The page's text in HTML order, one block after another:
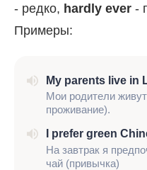
- редко, hardly ever -
Примеры:
My parents live in
Мои родители
проживание).
I prefer green
На завтрак я
чай (привычка)